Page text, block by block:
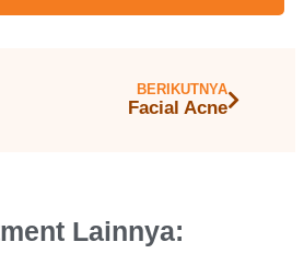
BERIKUTNYA
Facial Acne
Lainnya: